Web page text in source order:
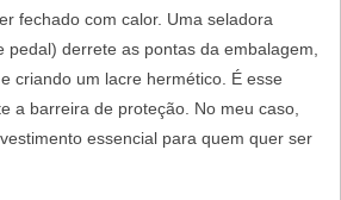
fechado com calor. Uma seladora
pedal) derrete as pontas da embalagem,
criando um lacre hermético. É esse
a barreira de proteção. No meu caso,
essencial para quem quer ser